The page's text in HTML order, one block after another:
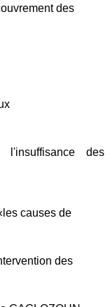
des
des
causes de
des